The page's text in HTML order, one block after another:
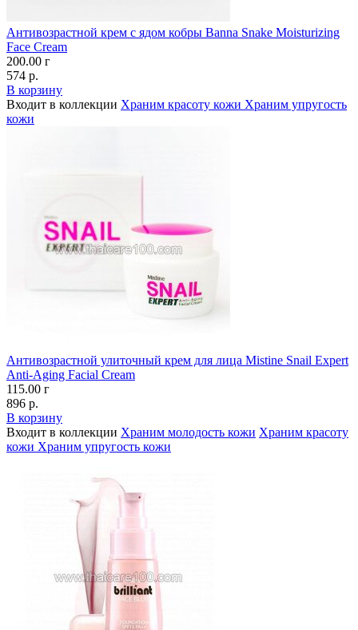
Антивозрастной крем с ядом кобры Banna Snake Moisturizing
Face Cream
200.00 г
574 р.
В корзину
Входит в коллекции Храним красоту кожи Храним упругость
кожи
Антивозрастной улиточный крем для лица Mistine Snail Expert
Anti-Aging Facial Cream
115.00 г
896 р.
В корзину
Входит в коллекции Храним молодость кожи Храним красоту
кожи Храним упругость кожи